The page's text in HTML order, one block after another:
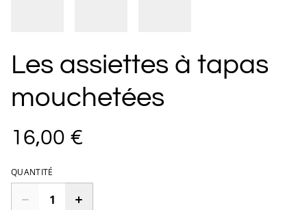
Les assiettes à tapas
mouchetées
16,00 €
QUANTITÉ